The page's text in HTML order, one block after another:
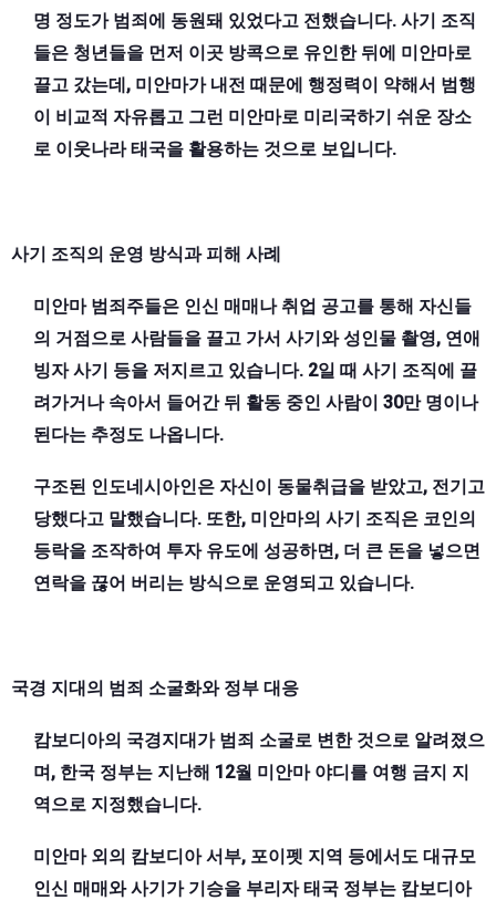
명 정도가 범죄에 동원돼 있었다고 전했습니다. 사기 조직
들은 청년들을 먼저 이곳 방콕으로 유인한 뒤에 미안마로
끌고 갔는데, 미안마가 내전 때문에 행정력이 약해서 범행
이 비교적 자유롭고 그런 미안마로 미리국하기 쉬운 장소
로 이웃나라 태국을 활용하는 것으로 보입니다.
사기 조직의 운영 방식과 피해 사례
미안마 범죄주들은 인신 매매나 취업 공고를 통해 자신들
의 거점으로 사람들을 끌고 가서 사기와 성인물 촬영, 연애
빙자 사기 등을 저지르고 있습니다. 2일 때 사기 조직에 끌
려가거나 속아서 들어간 뒤 활동 중인 사람이 30만 명이나
된다는 추정도 나옵니다.
구조된 인도네시아인은 자신이 동물취급을 받았고, 전기고
당했다고 말했습니다. 또한, 미안마의 사기 조직은 코인의
등락을 조작하여 투자 유도에 성공하면, 더 큰 돈을 넣으면
연락을 끊어 버리는 방식으로 운영되고 있습니다.
국경 지대의 범죄 소굴화와 정부 대응
캄보디아의 국경지대가 범죄 소굴로 변한 것으로 알려졌으
며, 한국 정부는 지난해 12월 미안마 야디를 여행 금지 지
역으로 지정했습니다.
미안마 외의 캄보디아 서부, 포이펫 지역 등에서도 대규모
인신 매매와 사기가 기승을 부리자태국 정부는 캄보디아